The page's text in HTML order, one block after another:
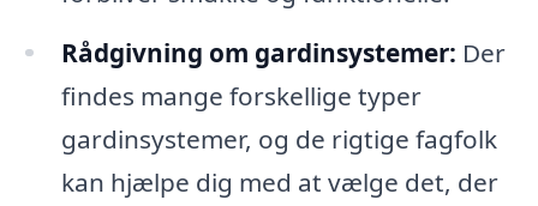
Rådgivning om gardinsystemer: Der
findes mange forskellige typer
gardinsystemer, og de rigtige fagfolk
kan hjælpe dig med at vælge det, der